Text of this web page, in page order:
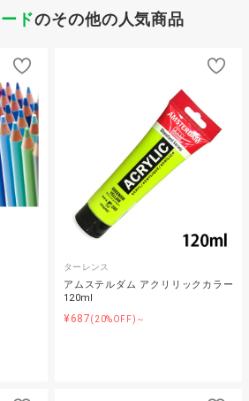
ドのその他の人気商品
ターレンス
アムステルダム アクリリックカラー
120ml
¥687(20%OFF)～